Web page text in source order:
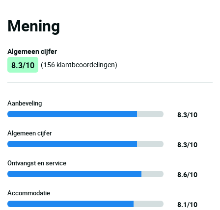
Mening
Algemeen cijfer
8.3/10 (156 klantbeoordelingen)
Aanbeveling
8.3/10
Algemeen cijfer
8.3/10
Ontvangst en service
8.6/10
Accommodatie
8.1/10